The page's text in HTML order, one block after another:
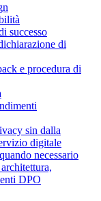
successo
di
e procedura di
sin dalla
digitale
necessario
DPO